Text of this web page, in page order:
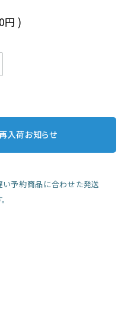
円 )
入荷お知らせ
い予約商品に合わせた発送